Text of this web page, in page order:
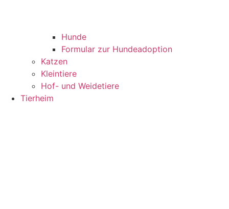
Hunde
Formular zur Hundeadoption
Katzen
Kleintiere
Hof- und Weidetiere
Tierheim